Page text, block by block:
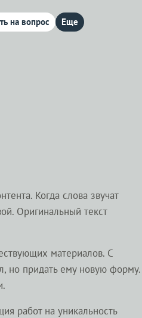
на вопрос Еще
Когда слова звучат
Оригинальный текст
материалов. С
но придать ему новую форму.
работ на уникальность